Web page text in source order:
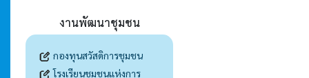
งานพัฒนาชุมชน
กองทุนสวัสดิการชุมชน
โรงเรียนชุมชนแห่งการ